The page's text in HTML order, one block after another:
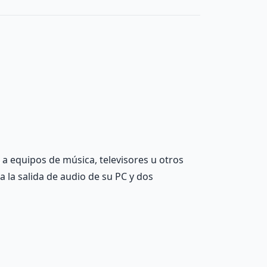
equipos de música, televisores u otros
salida de audio de su PC y dos